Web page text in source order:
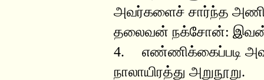
அவர்களைச் சார்ந்த
தலைவன் நக்சோன்: இவன்
4. எண்ணிக்கைப்படி
நாலாயிரத்து அறுநூறு.